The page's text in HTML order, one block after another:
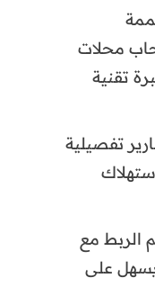
محلات
تقنية
تفصيلية
الربط مع
يسهل على